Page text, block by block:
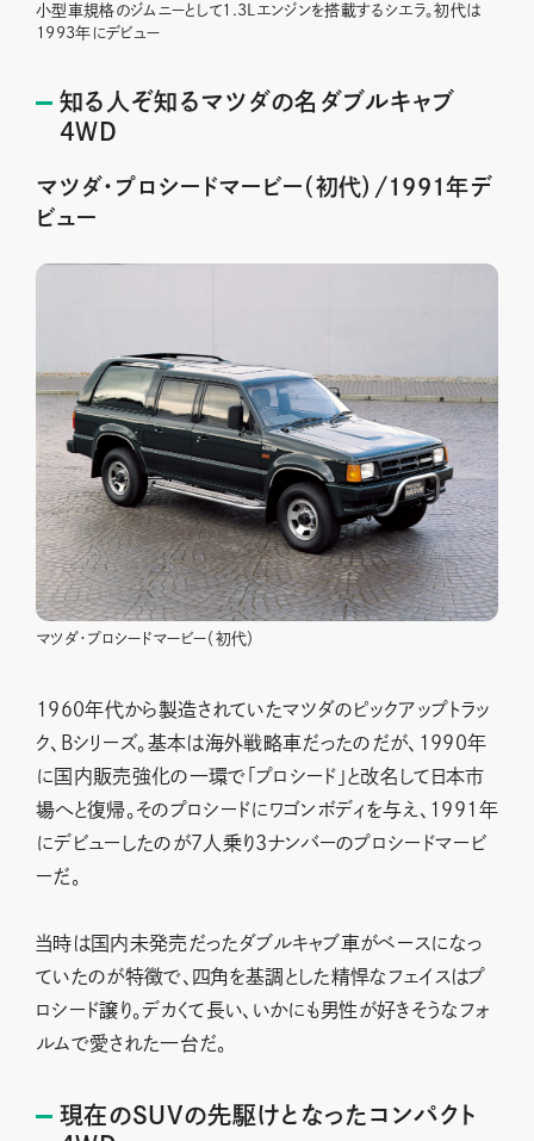
小型車規格のジムニーとして1.3Lエンジンを搭載するシエラ。初代は
1993年にデビュー
知る人ぞ知るマツダの名ダブルキャブ
4WD
マツダ・プロシードマービー（初代）/1991年デ
ビュー
マツダ・プロシードマービー（初代）
1960年代から製造されていたマツダのピックアップトラッ
ク、Bシリーズ。基本は海外戦略車だったのだが、1990年
に国内販売強化の一環で「プロシード」と改名して日本市
場へと復帰。そのプロシードにワゴンボディを与え、1991年
にデビューしたのが7人乗り3ナンバーのプロシードマービ
ーだ。
当時は国内未発売だったダブルキャブ車がベースになっ
ていたのが特徴で、四角を基調とした精悍なフェイスはプ
ロシード譲り。デカくて長い、いかにも男性が好きそうなフォ
ルムで愛された一台だ。
現在のSUVの先駆けとなったコンパクト